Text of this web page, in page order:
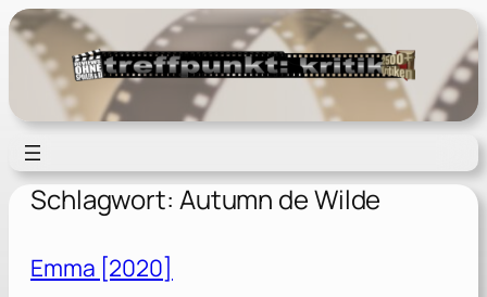
Zum
Inhalt
springen
Schlagwort: Autumn de Wilde
Emma [2020]